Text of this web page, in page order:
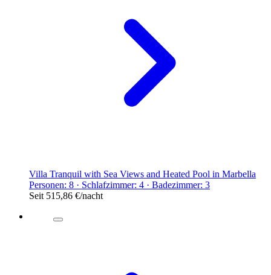
Villa Tranquil with Sea Views and Heated Pool in Marbella
Personen: 8 · Schlafzimmer: 4 · Badezimmer: 3
Seit 515,86 €/nacht